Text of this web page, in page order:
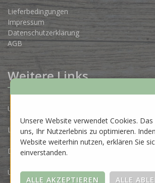
Lieferbedingungen
Impressum
Datenschutzerklärung
AGB
Weitere Links
Unsere Produzenten
Lose Ware Konzept
Dein Eigenlabel
Über uns
Unsere Website verwendet Cookies.
uns, Ihr Nutzerlebnis zu optimieren.
Website weiterhin nutzen, erklären Sie
einverstanden.